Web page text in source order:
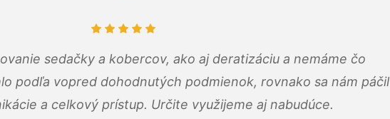
sedačky a kobercov, ako aj deratizáciu a nemáme čo
podľa vopred dohodnutých podmienok, rovnako sa nám páčil
a celkový prístup. Určite využijeme aj nabudúce.